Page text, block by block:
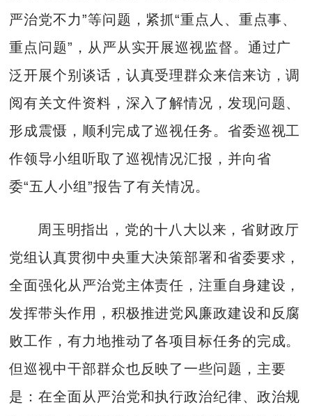
严治党不力”等问题，紧抓“重点人、重点事、
重点问题”，从严从实开展巡视监督。通过广
泛开展个别谈话，认真受理群众来信来访，调
阅有关文件资料，深入了解情况，发现问题、
形成震慑，顺利完成了巡视任务。省委巡视工
作领导小组听取了巡视情况汇报，并向省
委“五人小组”报告了有关情况。
周玉明指出，党的十八大以来，省财政厅
党组认真贯彻中央重大决策部署和省委要求，
全面强化从严治党主体责任，注重自身建设，
发挥带头作用，积极推进党风廉政建设和反腐
败工作，有力地推动了各项目标任务的完成。
但巡视中干部群众也反映了一些问题，主要
是：在全面从严治党和执行政治纪律、政治规